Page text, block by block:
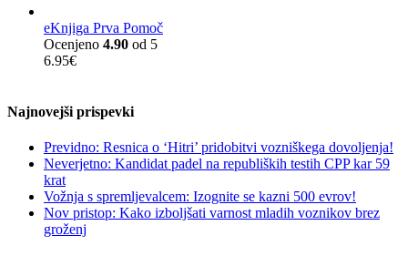
eKnjiga Prva Pomoč
Ocenjeno 4.90 od 5
6.95€
Najnovejši prispevki
Previdno: Resnica o ‘Hitri’ pridobitvi vozniškega dovoljenja!
Neverjetno: Kandidat padel na republiških testih CPP kar 59
krat
Vožnja s spremljevalcem: Izognite se kazni 500 evrov!
Nov pristop: Kako izboljšati varnost mladih voznikov brez
groženj